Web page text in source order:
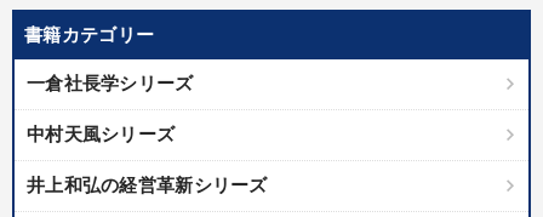
書籍カテゴリー
一倉社長学シリーズ
中村天風シリーズ
井上和弘の経営革新シリーズ